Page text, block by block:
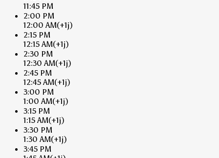
11:45 PM
2:00 PM
12:00 AM(+1j)
2:15 PM
12:15 AM(+1j)
2:30 PM
12:30 AM(+1j)
2:45 PM
12:45 AM(+1j)
3:00 PM
1:00 AM(+1j)
3:15 PM
1:15 AM(+1j)
3:30 PM
1:30 AM(+1j)
3:45 PM